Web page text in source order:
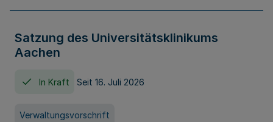
Satzung des Universitätsklinikums
Aachen
In Kraft Seit 16. Juli 2026
Verwaltungsvorschrift